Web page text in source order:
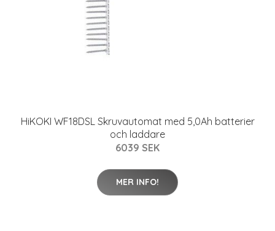
HiKOKI WF18DSL Skruvautomat med 5,0Ah batterier
och laddare
6039 SEK
MER INFO!